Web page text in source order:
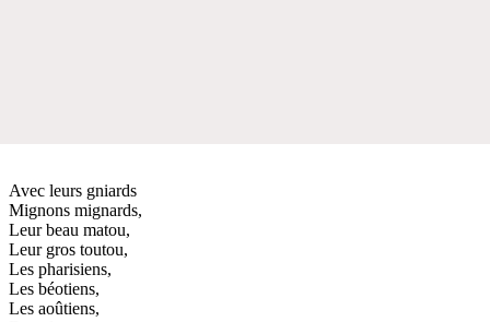
Avec leurs gniards
Mignons mignards,
Leur beau matou,
Leur gros toutou,
Les pharisiens,
Les béotiens,
Les aoûtiens,